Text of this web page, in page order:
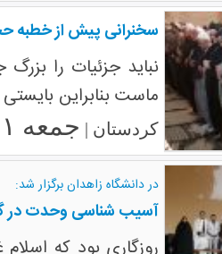
سخنرانی پیش از خطبه
نباید جزئیات را
ماست بنابراین
کردستان | جمعه ۱ اسفند ۱۳۹۳
در دانشگاه زاهدان برگزار شد:
آسیب شناسی وحدت در